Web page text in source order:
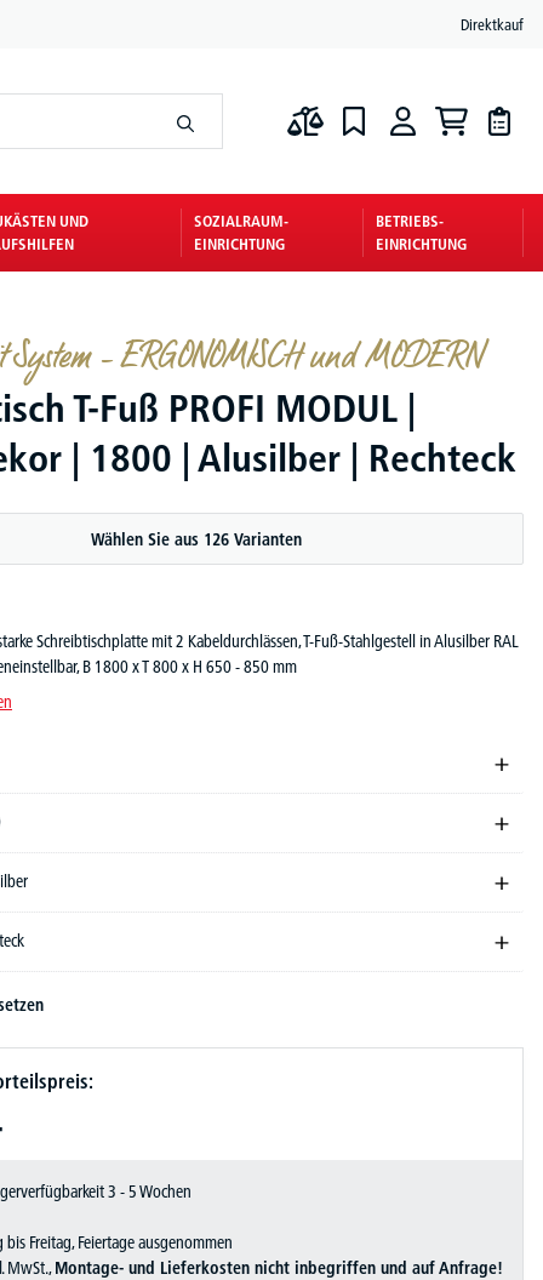
Direktkauf
UND
SOZIALRAUM-
EINRICHTUNG
BETRIEBS-
EINRICHTUNG
– ERGONOMISCH und MODERN
T-Fuß PROFI MODUL |
| 1800 | Alusilber | Rechteck
Wählen Sie aus 126 Varianten
Schreibtischplatte mit 2 Kabeldurchlässen, T-Fuß-Stahlgestell in Alusilber RAL
B 1800 x T 800 x H 650 - 850 mm
3 - 5 Wochen
Freitag, Feiertage ausgenommen
MwSt.,Montage- und Lieferkosten nicht inbegriffen und auf Anfrage!